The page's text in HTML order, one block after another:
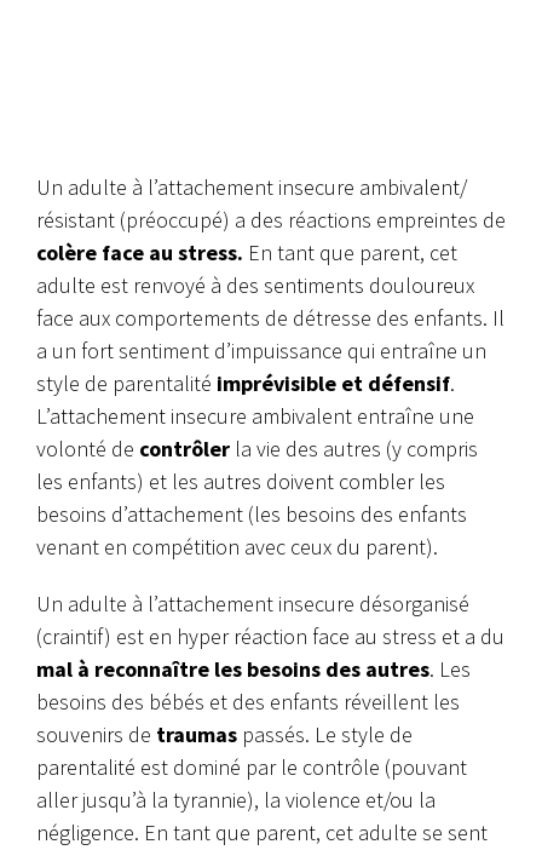
Un adulte à l’attachement insecure ambivalent/
résistant (préoccupé) a des réactions empreintes de
colère face au stress. En tant que parent, cet
adulte est renvoyé à des sentiments douloureux
face aux comportements de détresse des enfants. Il
a un fort sentiment d’impuissance qui entraîne un
style de parentalité imprévisible et défensif.
L’attachement insecure ambivalent entraîne une
volonté de contrôler la vie des autres (y compris
les enfants) et les autres doivent combler les
besoins d’attachement (les besoins des enfants
venant en compétition avec ceux du parent).
Un adulte à l’attachement insecure désorganisé
(craintif) est en hyper réaction face au stress et a du
mal à reconnaître les besoins des autres. Les
besoins des bébés et des enfants réveillent les
souvenirs de traumas passés. Le style de
parentalité est dominé par le contrôle (pouvant
aller jusqu’à la tyrannie), la violence et/ou la
négligence. En tant que parent, cet adulte se sent